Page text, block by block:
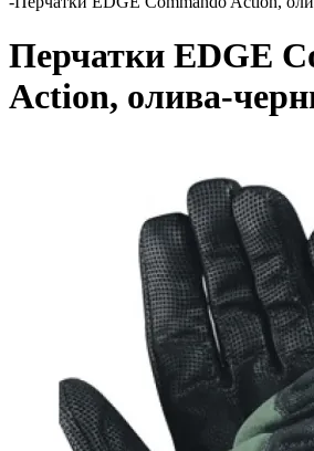
Перчатки EDGE
Action, олива-